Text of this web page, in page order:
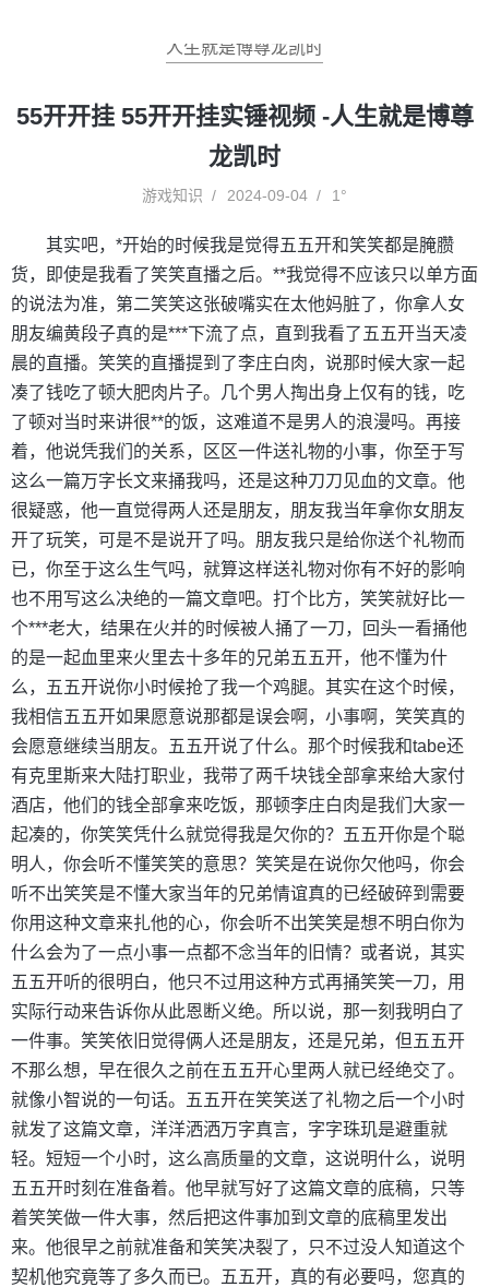
人生就是博尊龙凯时
55开开挂 55开开挂实锤视频 -人生就是博尊
龙凯时
游戏知识 2024-09-04 1°
其实吧，*开始的时候我是觉得五五开和笑笑都是腌臜
货，即使是我看了笑笑直播之后。**我觉得不应该只以单方面
的说法为准，第二笑笑这张破嘴实在太他妈脏了，你拿人女
朋友编黄段子真的是***下流了点，直到我看了五五开当天凌
晨的直播。笑笑的直播提到了李庄白肉，说那时候大家一起
凑了钱吃了顿大肥肉片子。几个男人掏出身上仅有的钱，吃
了顿对当时来讲很**的饭，这难道不是男人的浪漫吗。再接
着，他说凭我们的关系，区区一件送礼物的小事，你至于写
这么一篇万字长文来捅我吗，还是这种刀刀见血的文章。他
很疑惑，他一直觉得两人还是朋友，朋友我当年拿你女朋友
开了玩笑，可是不是说开了吗。朋友我只是给你送个礼物而
已，你至于这么生气吗，就算这样送礼物对你有不好的影响
也不用写这么决绝的一篇文章吧。打个比方，笑笑就好比一
个***老大，结果在火并的时候被人捅了一刀，回头一看捅他
的是一起血里来火里去十多年的兄弟五五开，他不懂为什
么，五五开说你小时候抢了我一个鸡腿。其实在这个时候，
我相信五五开如果愿意说那都是误会啊，小事啊，笑笑真的
会愿意继续当朋友。五五开说了什么。那个时候我和tabe还
有克里斯来大陆打职业，我带了两千块钱全部拿来给大家付
酒店，他们的钱全部拿来吃饭，那顿李庄白肉是我们大家一
起凑的，你笑笑凭什么就觉得我是欠你的？五五开你是个聪
明人，你会听不懂笑笑的意思？笑笑是在说你欠他吗，你会
听不出笑笑是不懂大家当年的兄弟情谊真的已经破碎到需要
你用这种文章来扎他的心，你会听不出笑笑是想不明白你为
什么会为了一点小事一点都不念当年的旧情？或者说，其实
五五开听的很明白，他只不过用这种方式再捅笑笑一刀，用
实际行动来告诉你从此恩断义绝。所以说，那一刻我明白了
一件事。笑笑依旧觉得俩人还是朋友，还是兄弟，但五五开
不那么想，早在很久之前在五五开心里两人就已经绝交了。
就像小智说的一句话。五五开在笑笑送了礼物之后一个小时
就发了这篇文章，洋洋洒洒万字真言，字字珠玑是避重就
轻。短短一个小时，这么高质量的文章，这说明什么，说明
五五开时刻在准备着。他早就写好了这篇文章的底稿，只等
着笑笑做一件大事，然后把这件事加到文章的底稿里发出
来。他很早之前就准备和笑笑决裂了，只不过没人知道这个
契机他究竟等了多久而已。五五开，真的有必要吗，您真的